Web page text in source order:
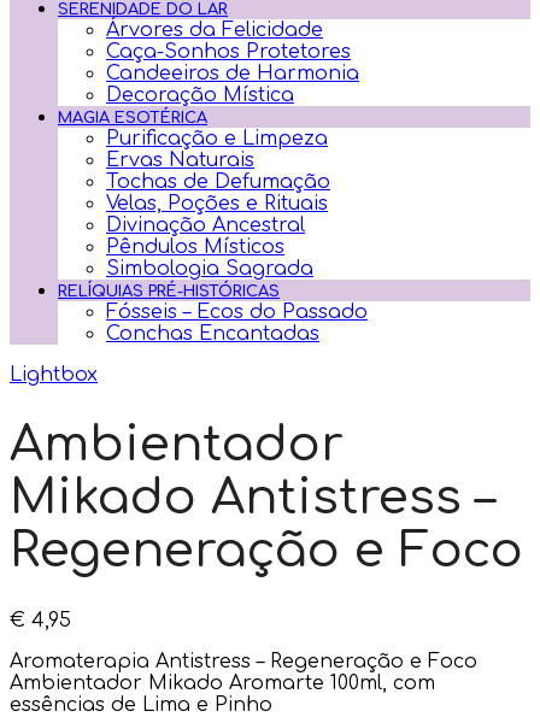
SERENIDADE DO LAR
Árvores da Felicidade
Caça-Sonhos Protetores
Candeeiros de Harmonia
Decoração Mística
MAGIA ESOTÉRICA
Purificação e Limpeza
Ervas Naturais
Tochas de Defumação
Velas, Poções e Rituais
Divinação Ancestral
Pêndulos Místicos
Simbologia Sagrada
RELÍQUIAS PRÉ-HISTÓRICAS
Fósseis – Ecos do Passado
Conchas Encantadas
Lightbox
Ambientador
Mikado Antistress –
Regeneração e Foco
€ 4,95
Aromaterapia Antistress – Regeneração e Foco
Ambientador Mikado Aromarte 100ml, com
essências de Lima e Pinho